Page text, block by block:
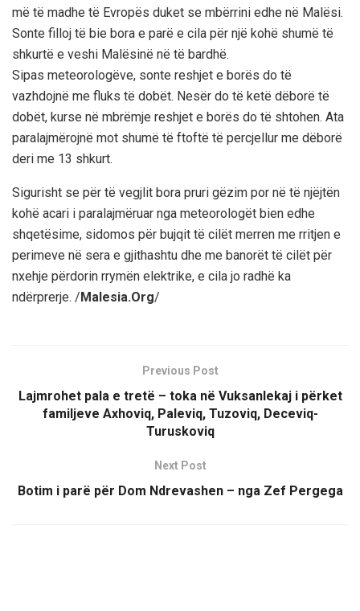
më të madhe të Evropës duket se mbërrini edhe në Malësi.
Sonte filloj të bie bora e parë e cila për një kohë shumë të
shkurtë e veshi Malësinë në të bardhë.
Sipas meteorologëve, sonte reshjet e borës do të
vazhdojnë me fluks të dobët. Nesër do të ketë dëborë të
dobët, kurse në mbrëmje reshjet e borës do të shtohen. Ata
paralajmërojnë mot shumë të ftoftë të percjellur me dëborë
deri me 13 shkurt.
Sigurisht se për të vegjlit bora pruri gëzim por në të njëjtën
kohë acari i paralajmëruar nga meteorologët bien edhe
shqetësime, sidomos për bujqit të cilët merren me rritjen e
perimeve në sera e gjithashtu dhe me banorët të cilët për
nxehje përdorin rrymën elektrike, e cila jo radhë ka
ndërprerje. /Malesia.Org/
Previous Post
Lajmrohet pala e tretë – toka në Vuksanlekaj i përket
familjeve Axhoviq, Paleviq, Tuzoviq, Deceviq-
Turuskoviq
Next Post
Botim i parë për Dom Ndrevashen – nga Zef Pergega